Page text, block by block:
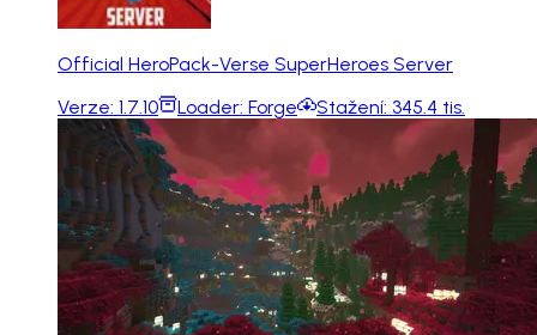
Official HeroPack-Verse SuperHeroes Server
Verze: 1.7.10 Loader: Forge Stažení: 345.4 tis.